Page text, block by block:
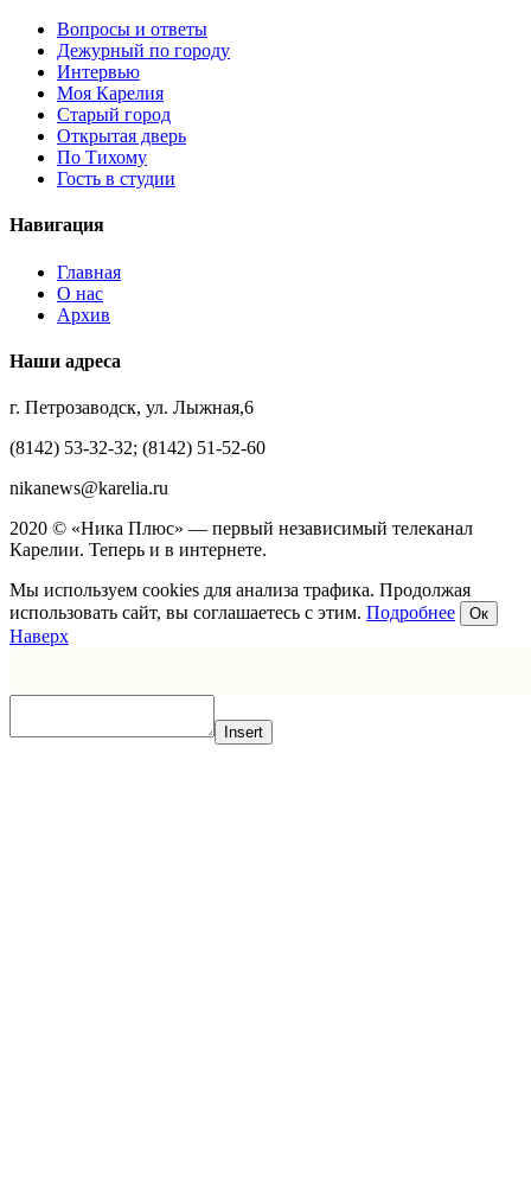
Вопросы и ответы
Дежурный по городу
Интервью
Моя Карелия
Старый город
Открытая дверь
По Тихому
Гость в студии
Навигация
Главная
О нас
Архив
Наши адреса
г. Петрозаводск, ул. Лыжная,6
(8142) 53-32-32; (8142) 51-52-60
nikanews@karelia.ru
2020 © «Ника Плюс» — первый независимый телеканал
Карелии. Теперь и в интернете.
Мы используем cookies для анализа трафика. Продолжая
использовать сайт, вы соглашаетесь с этим. Подробнее Ок
Наверх
Insert